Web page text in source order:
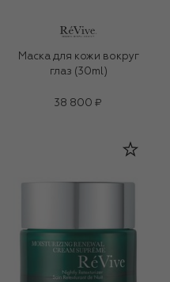
Маска для кожи вокруг
глаз (30ml)
38 800 ₽